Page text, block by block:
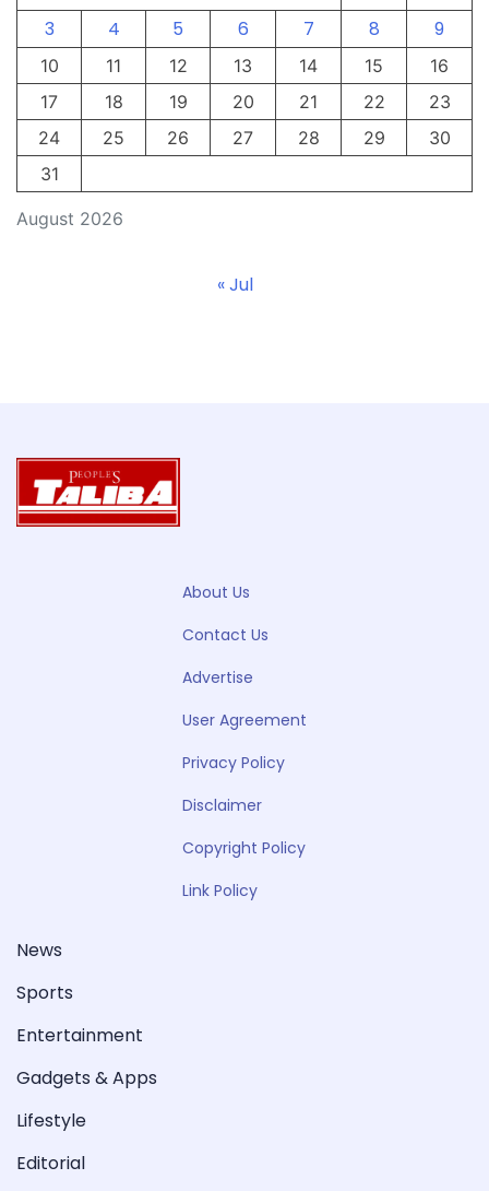
August 2026
3
4 5 6 7 8 9
10 11 12 13 14 15
16
17
18 19 20 21 22
23
24
25 26 27 28 29
30
31
« Jul
About Us
Contact Us
Advertise
User Agreement
Privacy Policy
Disclaimer
Copyright Policy
Link Policy
News
Sports
Entertainment
Gadgets & Apps
Lifestyle
Editorial